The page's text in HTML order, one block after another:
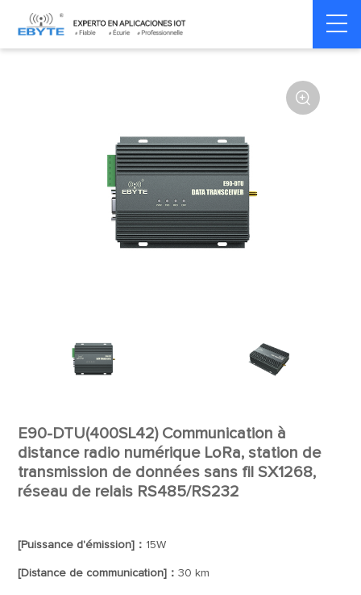
Home > Modem > Wireless modem LoRa wirelss modem

E90-DTU(400SL42) Communication à
distance radio numérique LoRa, station de
transmission de données sans fil SX1268,
réseau de relais RS485/RS232
[Puissance d'émission]： 15W
[Distance de communication]：30 km